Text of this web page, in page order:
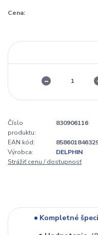
Cena:
Číslo
produktu:
830906116
EAN kód:
Výrobca:
DELPHIN
Strážiť cenu / dostupnosť
Kompletné